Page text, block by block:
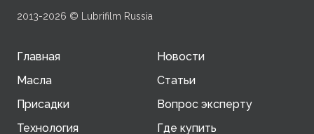
2013-2026 © Lubrifilm Russia
Главная
Масла
Присадки
Технология
Новости
Статьи
Вопрос эксперту
Где купить